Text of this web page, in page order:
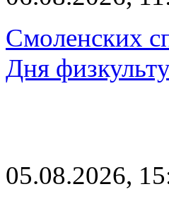
Смоленских
Дня
05.08.2026,